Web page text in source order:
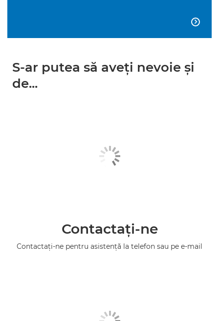

S-ar putea să aveţi nevoie şi
de...
Contactaţi-ne
Contactaţi-ne pentru asistenţă la telefon sau pe e-mail